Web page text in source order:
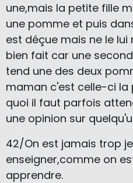
une,mais la petite fille
une pomme et puis
est déçue mais ne le
bien fait car une
tend une des deux
maman c'est celle-ci la
quoi il faut parfois
une opinion sur
42/On est jamais trop
enseigner,comme on
apprendre.